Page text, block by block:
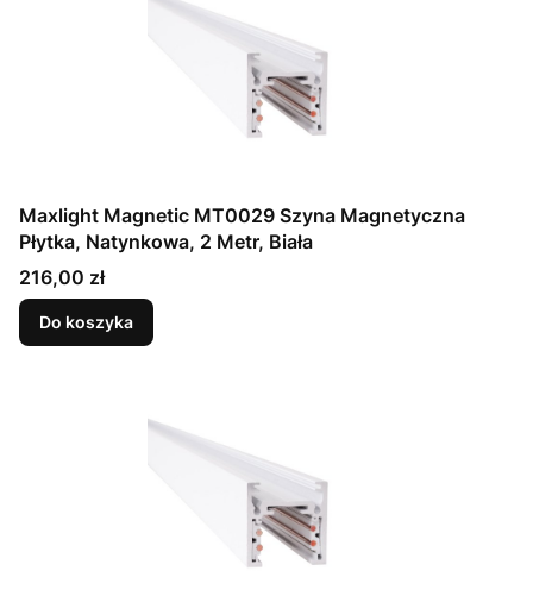
Maxlight Magnetic MT0029 Szyna Magnetyczna
Płytka, Natynkowa, 2 Metr, Biała
Cena
216,00 zł
Do koszyka